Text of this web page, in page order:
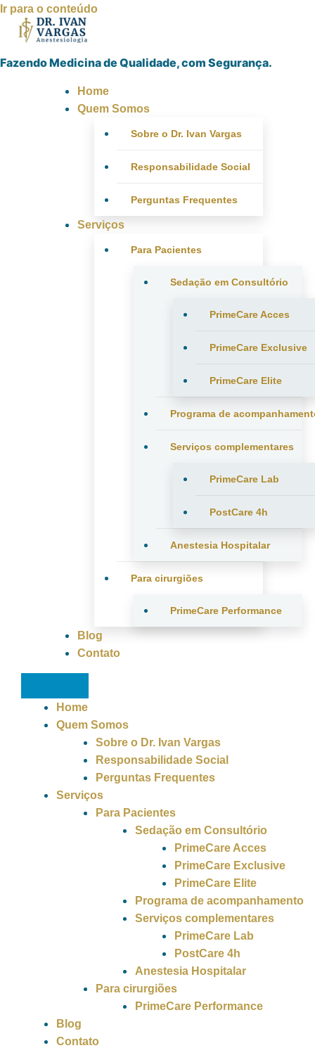
Ir para o conteúdo
Fazendo Medicina de Qualidade, com Segurança.
Home
Quem Somos
Sobre o Dr. Ivan Vargas
Responsabilidade Social
Perguntas Frequentes
Serviços
Para Pacientes
Sedação em Consultório
PrimeCare Acces
PrimeCare Exclusive
PrimeCare Elite
Programa de
Serviços complementares
PrimeCare Lab
PostCare 4h
Anestesia Hospitalar
Para cirurgiões
PrimeCare Performance
Blog
Contato
Home
Quem Somos
Sobre o Dr. Ivan Vargas
Responsabilidade Social
Perguntas Frequentes
Serviços
Para Pacientes
Sedação em Consultório
PrimeCare Acces
PrimeCare Exclusive
PrimeCare Elite
Programa de acompanhamento
Serviços complementares
PrimeCare Lab
PostCare 4h
Anestesia Hospitalar
Para cirurgiões
PrimeCare Performance
Blog
Contato